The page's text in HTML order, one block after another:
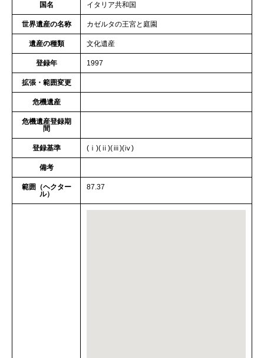
国名 イタリア共和国
世界遺産の名称 カゼルタの王宮と庭園
遺産の種類 文化遺産
登録年 1997
拡張・範囲変更
危機遺産
危機遺産登録期
間
登録基準 (ⅰ)(ⅱ)(ⅲ)(ⅳ)
備考
範囲（ヘクター
ル）
87.37